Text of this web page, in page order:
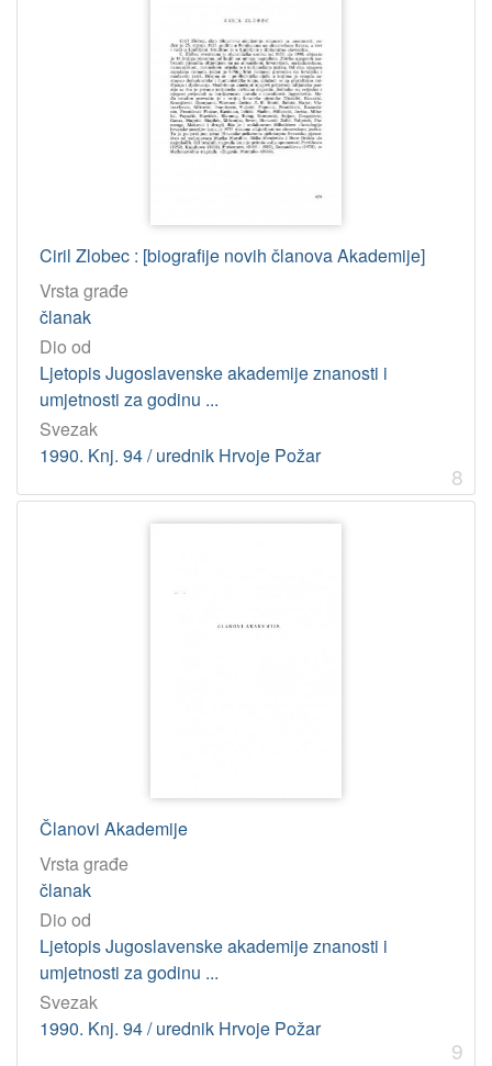
Ciril Zlobec : [biografije novih članova Akademije]
Vrsta građe
članak
Dio od
Ljetopis Jugoslavenske akademije znanosti i
umjetnosti za godinu ...
Svezak
1990. Knj. 94 / urednik Hrvoje Požar
8
Članovi Akademije
Vrsta građe
članak
Dio od
Ljetopis Jugoslavenske akademije znanosti i
umjetnosti za godinu ...
Svezak
1990. Knj. 94 / urednik Hrvoje Požar
9